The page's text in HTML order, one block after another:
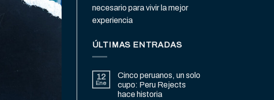
necesario para vivir la mejor
experiencia
ÚLTIMAS ENTRADAS
12
Ene
Cinco peruanos, un solo
cupo: Peru Rejects
hace historia